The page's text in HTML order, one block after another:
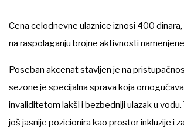
Cena celodnevne ulaznice iznosi 400
na raspolaganju brojne aktivnosti
Poseban akcenat stavljen je na
sezone je specijalna sprava koja
invaliditetom lakši i bezbedniji ulazak u vodu.
još jasnije pozicionira kao prostor inkluzije i